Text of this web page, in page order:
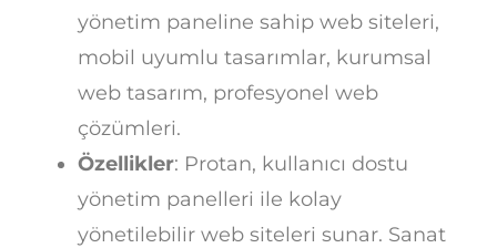
yönetim paneline sahip web siteleri,
mobil uyumlu tasarımlar, kurumsal
web tasarım, profesyonel web
çözümleri.
Özellikler: Protan, kullanıcı dostu
yönetim panelleri ile kolay
yönetilebilir web siteleri sunar. Sanat